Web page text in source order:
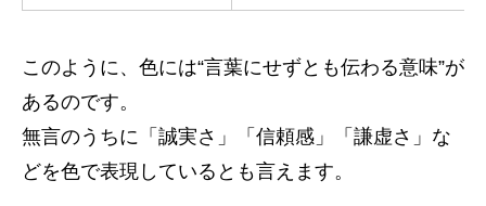
このように、色には“言葉にせずとも伝わる意味”が
あるのです。
無言のうちに「誠実さ」「信頼感」「謙虚さ」な
どを色で表現しているとも言えます。